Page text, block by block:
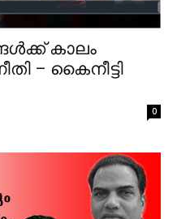
കാലം
– കൈനീട്ടി
0